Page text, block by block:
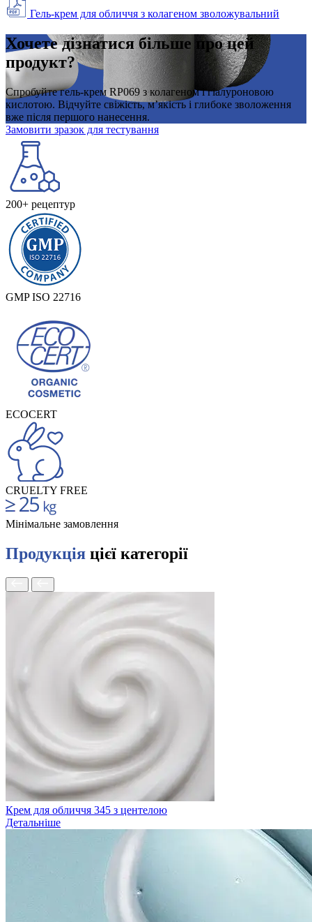
Гель-крем для обличчя з колагеном зволожувальний
Хочете дізнатися більше про цей
продукт?
Спробуйте гель-крем RP069 з колагеном і гіалуроновою
кислотою. Відчуйте свіжість, м’якість і глибоке зволоження
вже після першого нанесення.
Замовити зразок для тестування
200+ рецептур
GMP ISO 22716
ECOCERT
CRUELTY FREE
Мінімальне замовлення
Продукція цієї категорії
Крем для обличчя 345 з центелою
Детальніше